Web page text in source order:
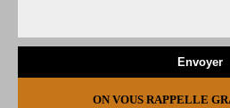
ON VOUS RAPPELLE